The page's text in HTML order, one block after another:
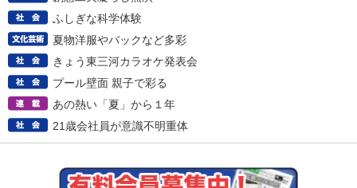
ふしぎな科学体験
夏物洋服やバックなど多彩
きょう東三河カラオケ発表会
プール壁面 親子で彩る
あの熱い「夏」から１年
21歳会社員が意識不明重体